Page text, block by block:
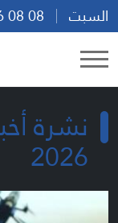
السبت
05:55
2026